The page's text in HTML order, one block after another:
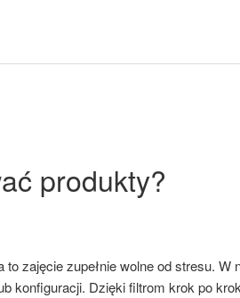
produkty?
to zajęcie zupełnie wolne od stresu.
konfiguracji. Dzięki filtrom krok po